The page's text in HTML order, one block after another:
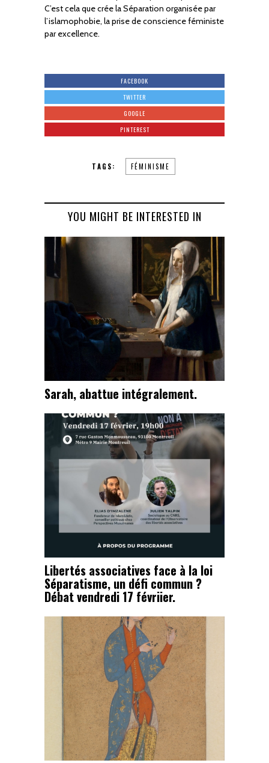
C’est cela que crée la Séparation organisée par
l’islamophobie, la prise de conscience féministe
par excellence.
FACEBOOK
TWITTER
GOOGLE
PINTEREST
TAGS: FÉMINISME
YOU MIGHT BE INTERESTED IN
Sarah, abattue intégralement.
Libertés associatives face à la loi
Séparatisme, un défi commun ?
Débat vendredi 17 févriier.